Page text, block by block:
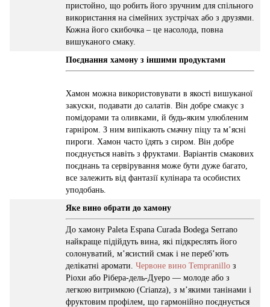
пристойно, що робить його зручним для спільного
використання на сімейних зустрічах або з друзями.
Кожна його скибочка – це насолода, повна
вишуканого смаку.
Поєднання хамону з іншими продуктами
Хамон можна використовувати в якості вишуканої
закуски, подавати до салатів. Він добре смакує з
помідорами та оливками, й будь-яким улюбленим
гарніром. З ним випікають смачну піцу та м’ясні
пироги. Хамон часто їдять з сиром. Він добре
поєднується навіть з фруктами. Варіантів смакових
поєднань та сервірування може бути дуже багато,
все залежить від фантазії кулінара та особистих
уподобань.
Яке вино обрати до хамону
До хамону Paleta Espana Curada Bodega Serrano
найкраще підійдуть вина, які підкреслять його
солонуватий, м’ясистий смак і не переб’ють
делікатні аромати. Червоне вино Tempranillo з
Ріохи або Рібера-дель-Дуеро — молоде або з
легкою витримкою (Crianza), з м’якими танінами і
фруктовим профілем, що гармонійно поєднується